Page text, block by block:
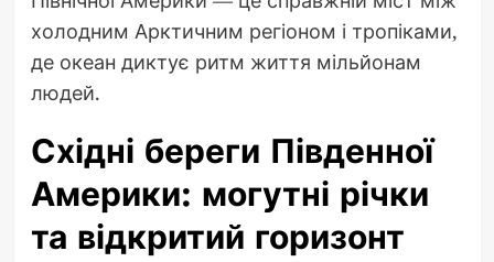
холодним Арктичним регіоном і тропіками,
де океан диктує ритм життя мільйонам
людей.
Східні береги Південної
Америки: могутні річки
та відкритий горизонт